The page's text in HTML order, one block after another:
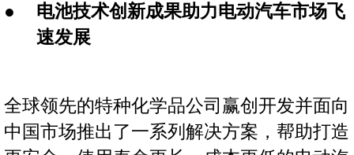
电池技术创新成果助力电动汽车市场飞
速发展
全球领先的特种化学品公司赢创开发并面向
中国市场推出了一系列解决方案，帮助打造